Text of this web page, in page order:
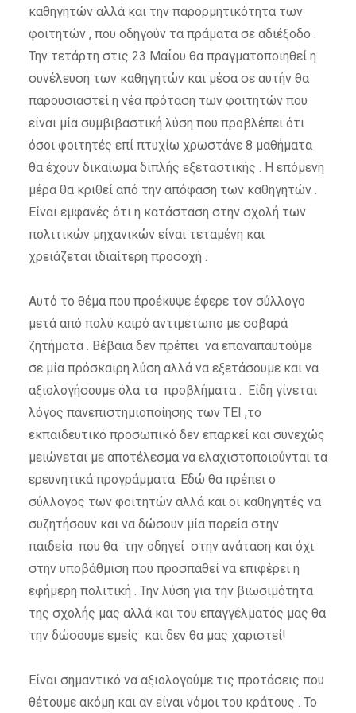
καθηγητών αλλά και την παρορμητικότητα των
φοιτητών , που οδηγούν τα πράματα σε αδιέξοδο .
Την τετάρτη στις 23 Μαΐου θα πραγματοποιηθεί η
συνέλευση των καθηγητών και μέσα σε αυτήν θα
παρουσιαστεί η νέα πρόταση των φοιτητών που
είναι μία συμβιβαστική λύση που προβλέπει ότι
όσοι φοιτητές επί πτυχίω χρωστάνε 8 μαθήματα
θα έχουν δικαίωμα διπλής εξεταστικής . Η επόμενη
μέρα θα κριθεί από την απόφαση των καθηγητών .
Είναι εμφανές ότι η κατάσταση στην σχολή των
πολιτικών μηχανικών είναι τεταμένη και
χρειάζεται ιδιαίτερη προσοχή .
Αυτό το θέμα που προέκυψε έφερε τον σύλλογο
μετά από πολύ καιρό αντιμέτωπο με σοβαρά
ζητήματα . Βέβαια δεν πρέπει να επαναπαυτούμε
σε μία πρόσκαιρη λύση αλλά να εξετάσουμε και να
αξιολογήσουμε όλα τα προβλήματα . Είδη γίνεται
λόγος πανεπιστημιοποίησης των ΤΕΙ ,το
εκπαιδευτικό προσωπικό δεν επαρκεί και συνεχώς
μειώνεται με αποτέλεσμα να ελαχιστοποιούνται τα
ερευνητικά προγράμματα. Εδώ θα πρέπει ο
σύλλογος των φοιτητών αλλά και οι καθηγητές να
συζητήσουν και να δώσουν μία πορεία στην
παιδεία που θα την οδηγεί στην ανάταση και όχι
στην υποβάθμιση που προσπαθεί να επιφέρει η
εφήμερη πολιτική . Την λύση για την βιωσιμότητα
της σχολής μας αλλά και του επαγγέλματός μας θα
την δώσουμε εμείς και δεν θα μας χαριστεί!
Είναι σημαντικό να αξιολογούμε τις προτάσεις που
θέτουμε ακόμη και αν είναι νόμοι του κράτους . Το